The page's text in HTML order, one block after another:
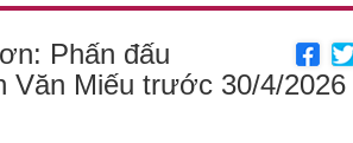
Phấn đấu
Văn Miếu trước 30/4/2026